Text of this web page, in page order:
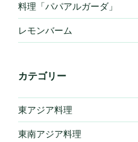
料理「パパアルガーダ」
レモンバーム
カテゴリー
東アジア料理
東南アジア料理